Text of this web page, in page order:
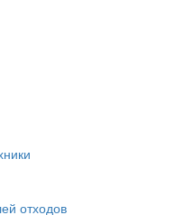
отходов